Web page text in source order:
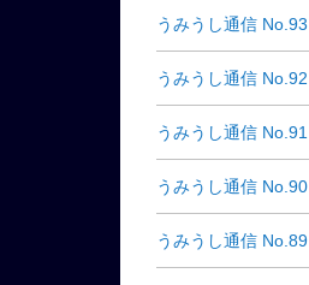
うみうし通信 No.93
うみうし通信 No.92
うみうし通信 No.91
うみうし通信 No.90
うみうし通信 No.89